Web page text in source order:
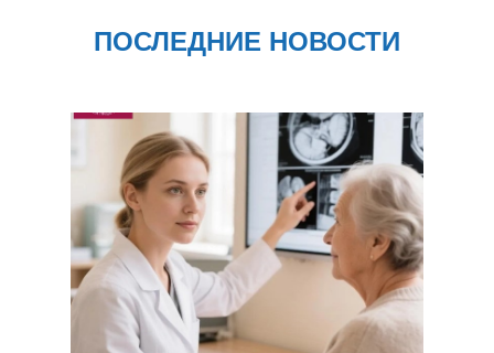
ПОСЛЕДНИЕ НОВОСТИ